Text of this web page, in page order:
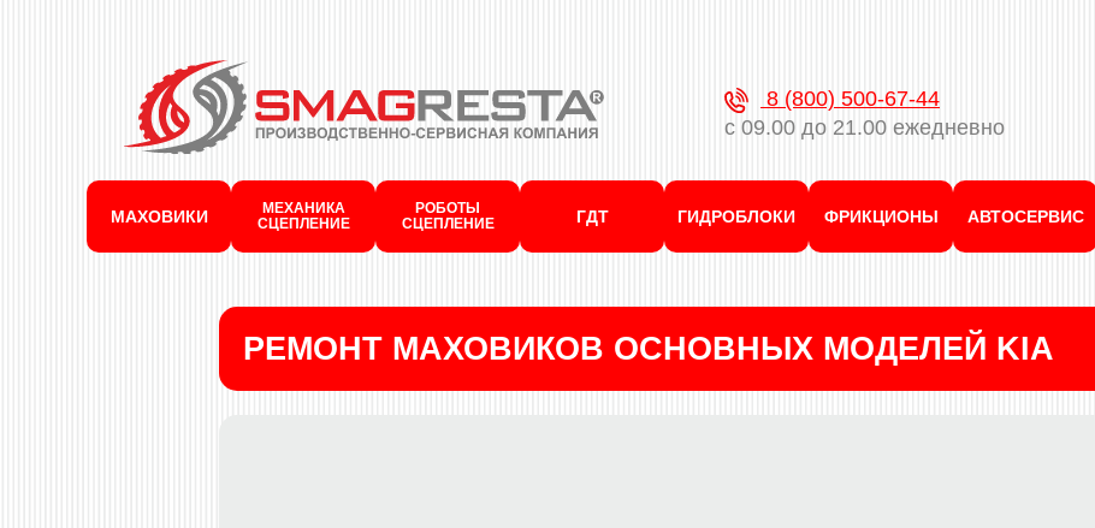
8 (800) 500-67-44
с 09.00 до 21.00 ежедневно
МАХОВИКИ
МЕХАНИКА
СЦЕПЛЕНИЕ
РОБОТЫ
СЦЕПЛЕНИЕ
ГДТ ГИДРОБЛОКИ ФРИКЦИОНЫ АВТОСЕРВИС
РЕМОНТ МАХОВИКОВ ОСНОВНЫХ МОДЕЛЕЙ KIA